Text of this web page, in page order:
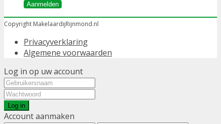
Aanmelden
Copyright MakelaardijRijnmond.nl
Privacyverklaring
Algemene voorwaarden
Log in op uw account
Log in
Account aanmaken